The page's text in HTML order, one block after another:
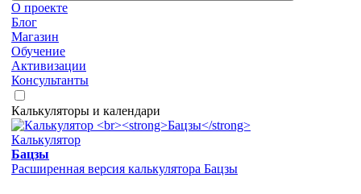
О проекте
Блог
Магазин
Обучение
Активизации
Консультанты
Калькуляторы и календари
Калькулятор
Бацзы
Расширенная версия калькулятора Бацзы